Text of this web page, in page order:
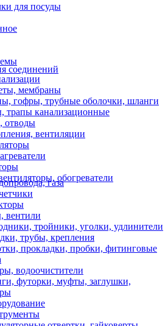
для посуды
соединений
мембраны
гофры, трубные оболочки, шланги
трапы канализационные
отводы
вентиляции
обогреватели
газа
вентили
тройники, уголки, удлинители
трубы, крепления
прокладки, пробки, фитинговые
водоочистители
футорки, муфты, заглушки,